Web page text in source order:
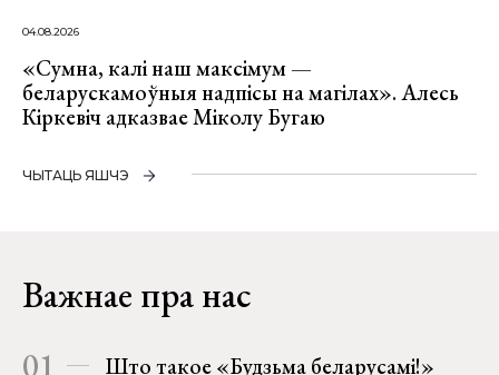
04.08.2026
«Сумна, калі наш максімум —
беларускамоўныя надпісы на магілах». Алесь
Кіркевіч адказвае Міколу Бугаю
ЧЫТАЦЬ ЯШЧЭ
Важнае пра нас
01 Што такое «Будзьма беларусамі!»